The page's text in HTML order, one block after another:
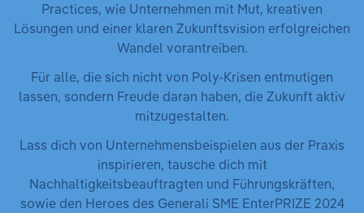
Practices, wie Unternehmen mit Mut, kreativen
Lösungen und einer klaren Zukunftsvision erfolgreichen
Wandel vorantreiben.
Für alle, die sich nicht von Poly-Krisen entmutigen
lassen, sondern Freude daran haben, die Zukunft aktiv
mitzugestalten.
Lass dich von Unternehmensbeispielen aus der Praxis
inspirieren, tausche dich mit
Nachhaltigkeitsbeauftragten und Führungskräften,
sowie den Heroes des Generali SME EnterPRIZE 2024